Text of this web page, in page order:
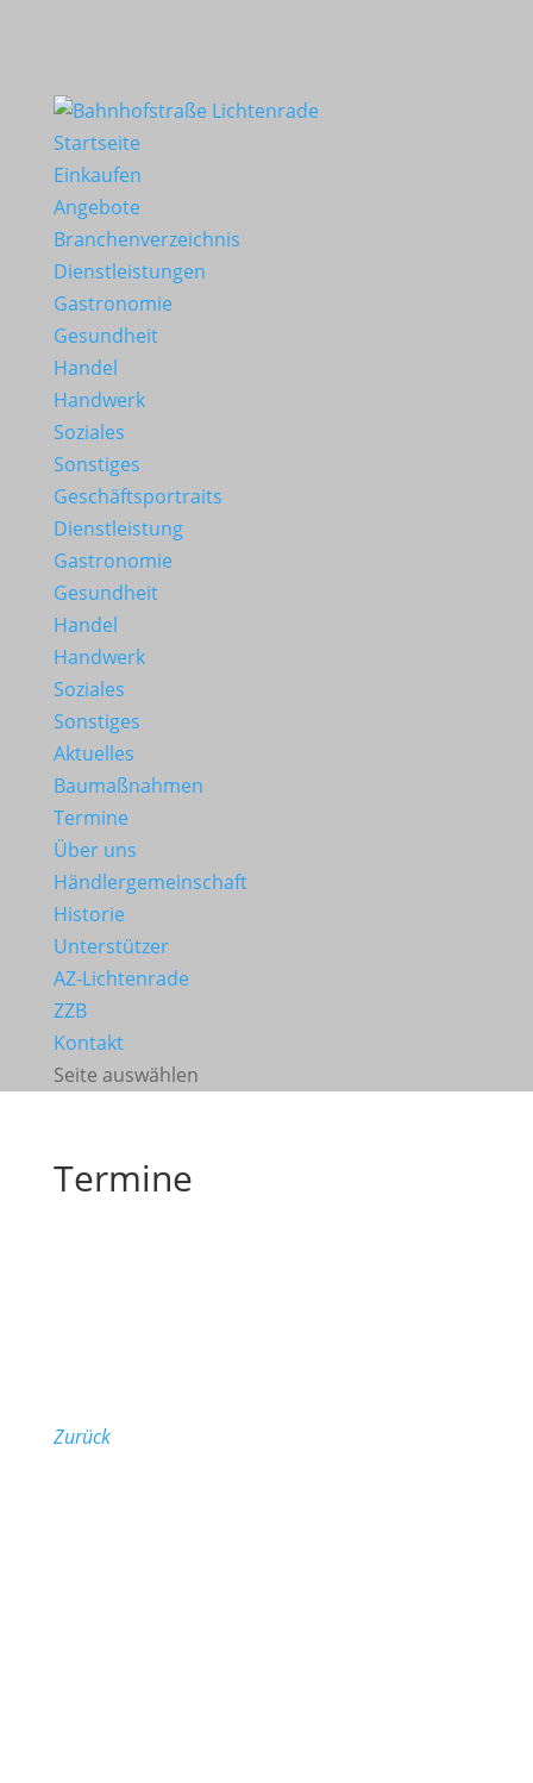
Startseite
Einkaufen
Angebote
Branchenverzeichnis
Dienstleistungen
Gastronomie
Gesundheit
Handel
Handwerk
Soziales
Sonstiges
Geschäftsportraits
Dienstleistung
Gastronomie
Gesundheit
Handel
Handwerk
Soziales
Sonstiges
Aktuelles
Baumaßnahmen
Termine
Über uns
Händlergemeinschaft
Historie
Unterstützer
AZ-Lichtenrade
ZZB
Kontakt
Seite auswählen
Termine
Zurück